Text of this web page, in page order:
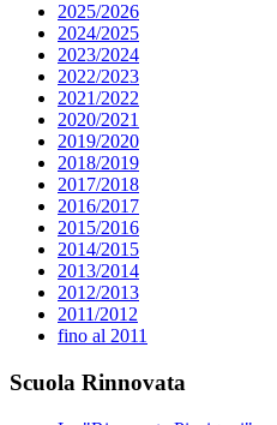
2025/2026
2024/2025
2023/2024
2022/2023
2021/2022
2020/2021
2019/2020
2018/2019
2017/2018
2016/2017
2015/2016
2014/2015
2013/2014
2012/2013
2011/2012
fino al 2011
Scuola Rinnovata